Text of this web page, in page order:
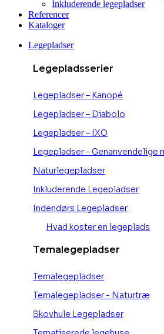
Inkluderende legepladser
Referencer
Kataloger
Legepladser
Legepladsserier
Legepladser – Kanopé
Legepladser – Diabolo
Legepladser – IXO
Legepladser – Genanvendelige
Naturlegepladser
Inkluderende Legepladser
Indendørs Legepladser
Hvad koster en legeplads
Temalegepladser
Temalegepladser
Temalegepladser - Naturtræ
Skovhule Legepladser